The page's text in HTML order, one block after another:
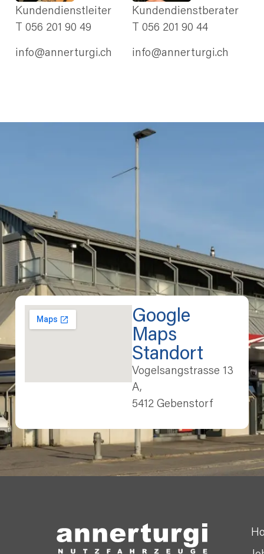
Kundendienstleiter
T 056 201 90 49
info@annerturgi.ch
Kundendienstberater
T 056 201 90 44
info@annerturgi.ch
Google
Maps
Standort
Vogelsangstrasse 13
A,
5412 Gebenstorf